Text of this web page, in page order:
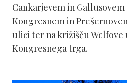
Cankarjevem in
Kongresnem in
ulici ter na križišču Wolfove
Kongresnega trga.